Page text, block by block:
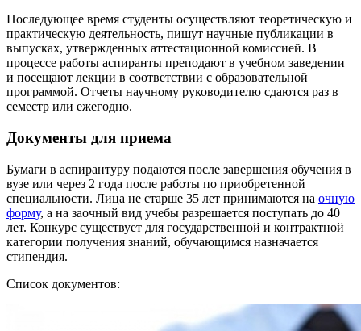
Последующее время студенты осуществляют теоретическую и
практическую деятельность, пишут научные публикации в
выпусках, утвержденных аттестационной комиссией. В
процессе работы аспиранты преподают в учебном заведении
и посещают лекции в соответствии с образовательной
программой. Отчеты научному руководителю сдаются раз в
семестр или ежегодно.
Документы для приема
Бумаги в аспирантуру подаются после завершения обучения в
вузе или через 2 года после работы по приобретенной
специальности. Лица не старше 35 лет принимаются на очную
форму, а на заочный вид учебы разрешается поступать до 40
лет. Конкурс существует для государственной и контрактной
категории получения знаний, обучающимся назначается
стипендия.
Список документов: